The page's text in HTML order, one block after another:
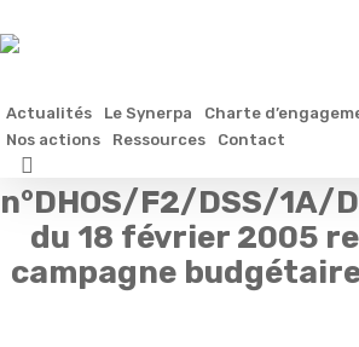
to
Actualités Le Synerpa Charte
Nos actions
Ressources Contact
n°DHOS/F2/DSS/1A/
du 18 février 2005
campagne